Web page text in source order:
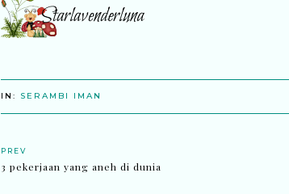
IN: SERAMBI IMAN
PREV
3 pekerjaan yang aneh di dunia